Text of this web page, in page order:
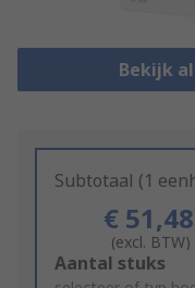
Bekijk
Subtotaal (1
€ 51,48
(excl. BTW)
Add
Aantal stuks